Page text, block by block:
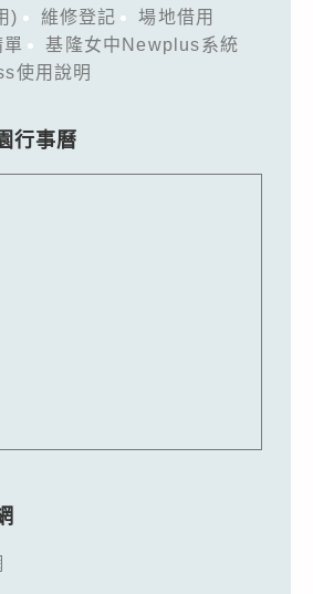
)
維修登記
場地借用
基隆女中Newplus系統
使用說明
行事曆